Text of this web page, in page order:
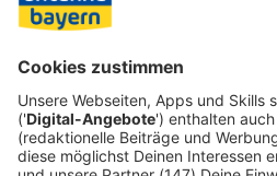
Sicherheit das, dass mir alle
nicht gerne wollen, nämlich
Das DFB-Team trifft in der